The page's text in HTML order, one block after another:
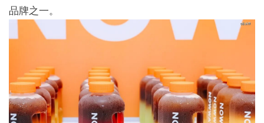
品牌之一。